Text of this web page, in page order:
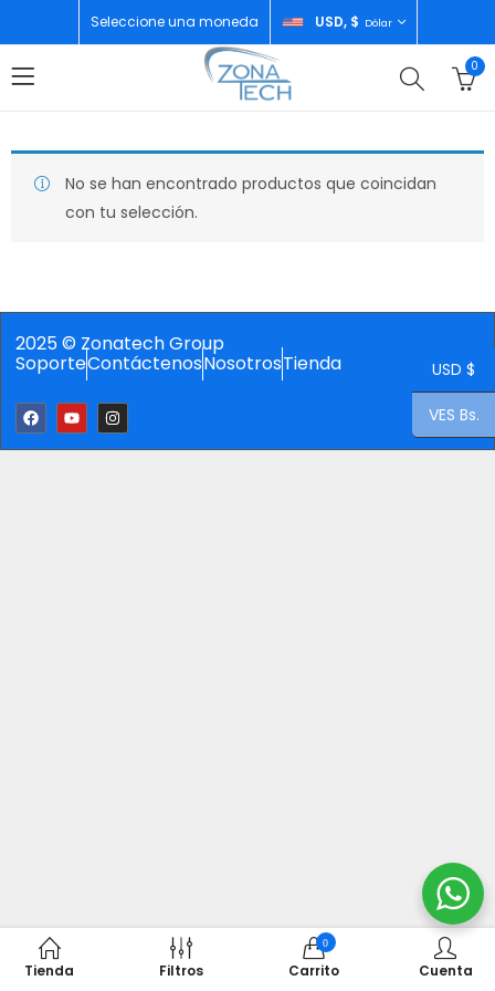
Seleccione una moneda USD, $ Dólar
0
No se han encontrado productos que coincidan
con tu selección.
2025 © Zonatech Group
SoporteContáctenosNosotrosTienda
Tienda Filtros
0
Carrito Cuenta
USD $
VES Bs.